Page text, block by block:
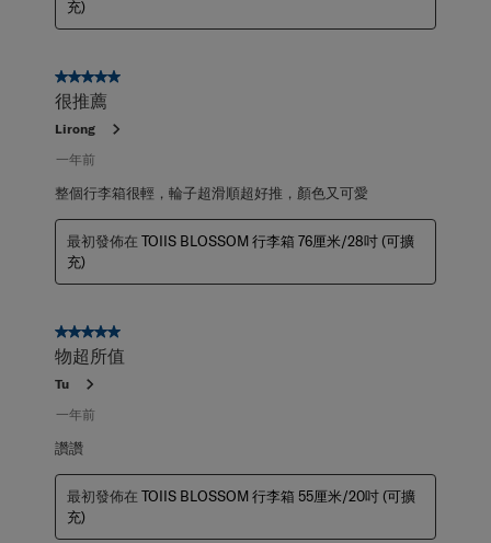
很推薦
Lirong
一年前
整個行李箱很輕，輪子超滑順超好推，顏色又可愛
最初發佈在TOIIS BLOSSOM 行李箱 76厘米/28吋 (可擴
充)
物超所值
Tu
一年前
讚讚
最初發佈在TOIIS BLOSSOM 行李箱 55厘米/20吋 (可擴
充)